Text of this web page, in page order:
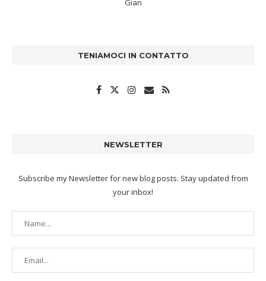
Gian
TENIAMOCI IN CONTATTO
NEWSLETTER
Subscribe my Newsletter for new blog posts. Stay updated from
your inbox!